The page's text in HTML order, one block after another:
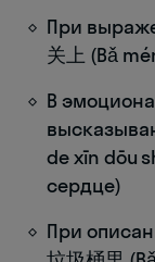
При
关上 (Bǎ
В
de xīn dōu
сердце)
При